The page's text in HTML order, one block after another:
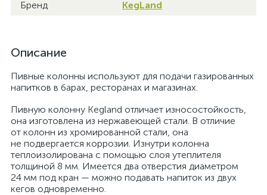
Бренд KegLand
Описание
Пивные колонны используют для подачи газированных
напитков в барах, ресторанах и магазинах.
Пивную колонну Kegland отличает износостойкость,
она изготовлена из нержавеющей стали. В отличие
от колонн из хромированной стали, она
не подвергается коррозии. Изнутри колонна
теплоизолирована с помощью слоя утеплителя
толщиной 8 мм. Имеется два отверстия диаметром
24 мм под кран — можно подавать напиток из двух
кегов одновременно.